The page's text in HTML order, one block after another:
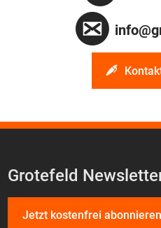
Grotefeld
Jetzt kostenfrei